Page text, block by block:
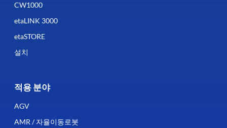
CW1000
etaLINK 3000
etaSTORE
설치
적용 분야
AGV
AMR / 자율이동로봇